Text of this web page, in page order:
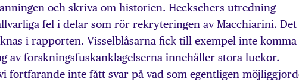
och skriva om historien. Heckschers utredning
fel i delar som rör rekryteringen av Macchiarini. Det
i rapporten. Visselblåsarna fick till exempel inte
av forskningsfuskanklagelserna innehåller stora luckor.
fortfarande inte fått svar på vad som egentligen